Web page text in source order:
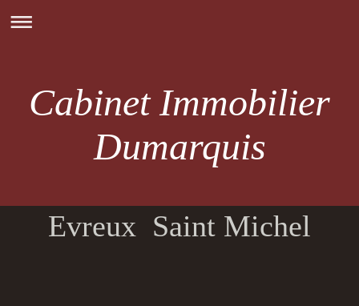
Cabinet Immobilier
Dumarquis
Evreux Saint Michel